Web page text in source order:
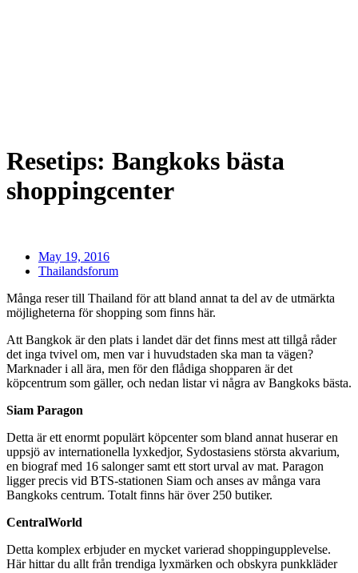
Resetips: Bangkoks bästa
shoppingcenter
May 19, 2016
Thailandsforum
Många reser till Thailand för att bland annat ta del av de utmärkta
möjligheterna för shopping som finns här.
Att Bangkok är den plats i landet där det finns mest att tillgå råder
det inga tvivel om, men var i huvudstaden ska man ta vägen?
Marknader i all ära, men för den flådiga shopparen är det
köpcentrum som gäller, och nedan listar vi några av Bangkoks bästa.
Siam Paragon
Detta är ett enormt populärt köpcenter som bland annat huserar en
uppsjö av internationella lyxkedjor, Sydostasiens största akvarium,
en biograf med 16 salonger samt ett stort urval av mat. Paragon
ligger precis vid BTS-stationen Siam och anses av många vara
Bangkoks centrum. Totalt finns här över 250 butiker.
CentralWorld
Detta komplex erbjuder en mycket varierad shoppingupplevelse.
Här hittar du allt från trendiga lyxmärken och obskyra punkkläder